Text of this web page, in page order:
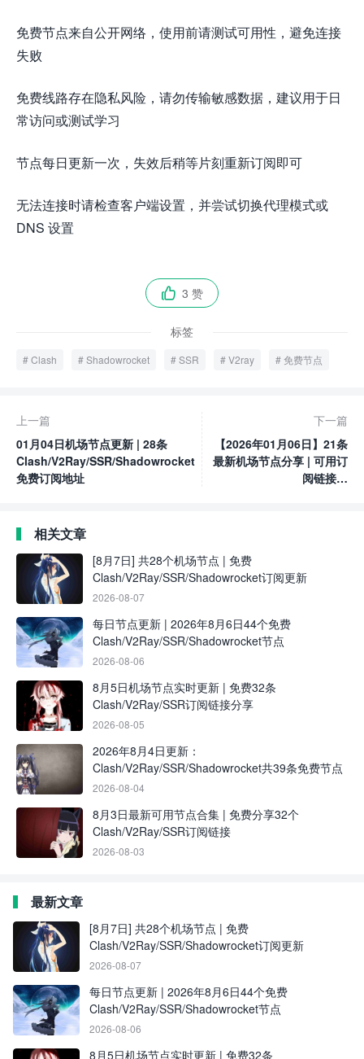
免费节点来自公开网络，使用前请测试可用性，避免连接
失败
免费线路存在隐私风险，请勿传输敏感数据，建议用于日
常访问或测试学习
节点每日更新一次，失效后稍等片刻重新订阅即可
无法连接时请检查客户端设置，并尝试切换代理模式或
DNS 设置
 3 赞
标签
Clash Shadowrocket SSR V2ray 免费节点
上一篇
01月04日机场节点更新 | 28条
Clash/V2Ray/SSR/Shadowrocket
免费订阅地址
下一篇
【2026年01月06日】21条
最新机场节点分享 | 可用订
阅链接含
相关文章
[8月7日] 共28个机场节点 | 免费
Clash/V2Ray/SSR/Shadowrocket订阅更新
2026-08-07
每日节点更新 | 2026年8月6日44个免费
Clash/V2Ray/SSR/Shadowrocket节点
2026-08-06
8月5日机场节点实时更新 | 免费32条
Clash/V2Ray/SSR订阅链接分享
2026-08-05
2026年8月4日更新：
Clash/V2Ray/SSR/Shadowrocket共39条免费节点
2026-08-04
8月3日最新可用节点合集 | 免费分享32个
Clash/V2Ray/SSR订阅链接
2026-08-03
最新文章
[8月7日] 共28个机场节点 | 免费
Clash/V2Ray/SSR/Shadowrocket订阅更新
2026-08-07
每日节点更新 | 2026年8月6日44个免费
Clash/V2Ray/SSR/Shadowrocket节点
2026-08-06
8月5日机场节点实时更新 | 免费32条